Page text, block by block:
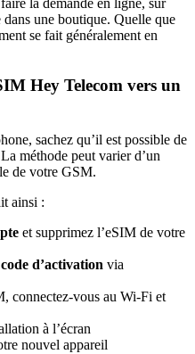
une boutique. Quelle que
se fait généralement en
Hey Telecom vers un
sachez qu’il est possible de
méthode peut varier d’un
de votre GSM.
ainsi :
et supprimez l’eSIM de votre
d’activation via
connectez-vous au Wi-Fi et
à l’écran
nouvel appareil